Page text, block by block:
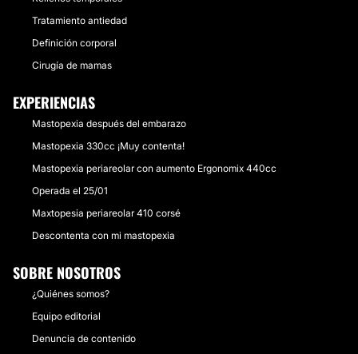
Tratamiento antiedad
Definición corporal
Cirugía de mamas
EXPERIENCIAS
Mastopexia después del embarazo
Mastopexia 330cc ¡Muy contenta!
Mastopexia periareolar con aumento Ergonomix 440cc
Operada el 25/01
Maxtopesia periareolar 410 corsé
Descontenta con mi mastopexia
SOBRE NOSOTROS
¿Quiénes somos?
Equipo editorial
Denuncia de contenido